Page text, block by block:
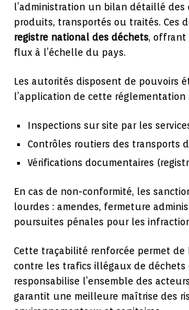
l’administration un bilan détaillé des
produits, transportés ou traités. Ces
registre national des déchets, offrant
flux à l’échelle du pays.
Les autorités disposent de pouvoirs
l’application de cette réglementation :
Inspections sur site par les
Contrôles routiers des transports
Vérifications documentaires
En cas de non-conformité, les
lourdes : amendes, fermeture
poursuites pénales pour les
Cette traçabilité renforcée permet
contre les trafics illégaux de déchets
responsabilise l’ensemble des
garantit une meilleure maîtrise des